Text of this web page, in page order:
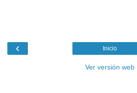
‹ Inicio
Ver versión web